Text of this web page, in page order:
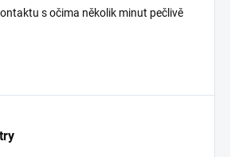
s očima několik minut pečlivě